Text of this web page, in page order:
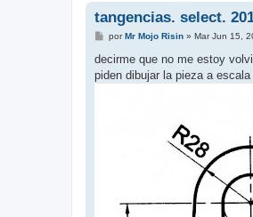
tangencias. select.
M
n
a
porMr Mojo Risin» Mar Jun 15,
decirme que no me estoy
piden dibujar la pieza a